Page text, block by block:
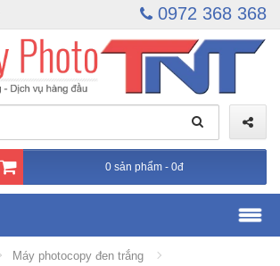
0972 368 368
0 sản phẩm - 0đ
Máy photocopy đen trắng